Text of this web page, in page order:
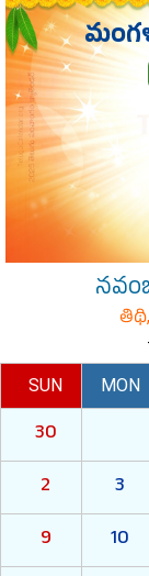
SUN MON
30
2
3
9
10